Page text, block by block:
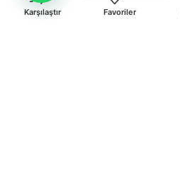
Karşılaştır Favoriler